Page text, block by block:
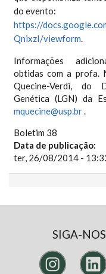
do evento:
https://
QnixzI/viewform.
Informações
obtidas com a profa.
Quecine-Verdi, do
Genética (LGN) da
mquecine@usp.br.
Boletim 38
Data de publicação:
ter, 26/08/2014 -
SIGA-